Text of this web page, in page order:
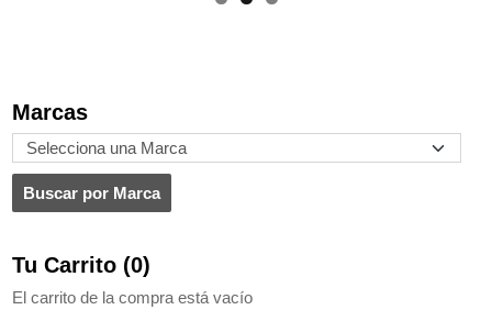
Marcas
Tu Carrito (0)
El carrito de la compra está vacío